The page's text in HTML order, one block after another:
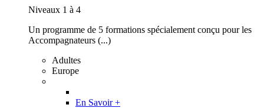
Niveaux 1 à 4
Un programme de 5 formations spécialement conçu pour les
Accompagnateurs (...)
Adultes
Europe
En Savoir +